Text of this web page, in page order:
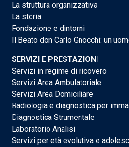
La struttura organizzativa
La storia
Fondazione e dintorni
Il Beato don Carlo Gnocchi: un
SERVIZI E PRESTAZIONI
Servizi in regime di ricovero
Servizi Area Ambulatoriale
Servizi Area Domiciliare
Radiologia e diagnostica per
Diagnostica Strumentale
Laboratorio Analisi
Servizi per età evolutiva e